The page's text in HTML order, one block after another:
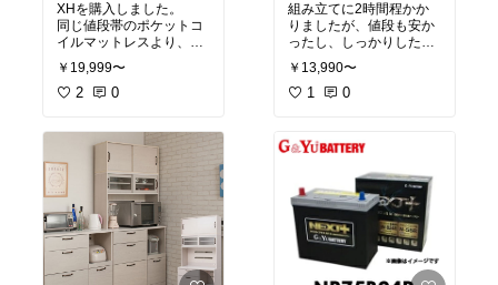
XHを購入しました。
同じ値段帯のポケットコ
イルマットレスより、コ
イルの数が多いのと、硬
さが選べるのが購入の決
め手になりました。
白かったです(笑)
硬さも自分に合ってい
て、腰痛がましになりま
した。
コスパ良いと思うので、
後は長持ちしてくれる事
を願います。
￥19,999〜
2 0
組み立てに2時間程かか
りましたが、値段も安か
ったし、しっかりした作
りで満足しています。
￥13,990〜
1 0